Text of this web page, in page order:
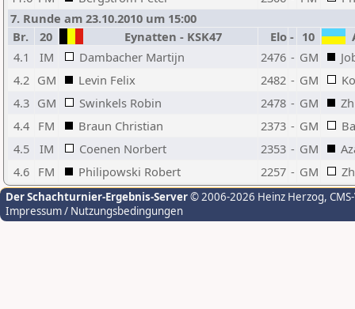
7. Runde am 23.10.2010 um 15:00
Br.
20 Eynatten - KSK47 Elo - 10
4.1
IM Dambacher Martijn 2476 - GM
4.2 GM Levin Felix 2482 - GM
4.3 GM Swinkels Robin 2478 - GM
4.4 FM Braun Christian 2373 - GM
4.5
IM Coenen Norbert 2353 - GM
4.6 FM Philipowski Robert 2257 - GM
Der Schachturnier-Ergebnis-Server© 2006-2026 Heinz Herzog,
Impressum / Nutzungsbedingungen